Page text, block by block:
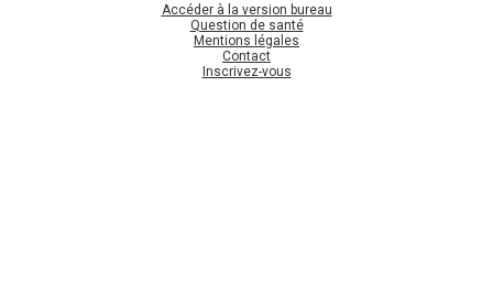
Accéder à la version bureau
Question de santé
Mentions légales
Contact
Inscrivez-vous